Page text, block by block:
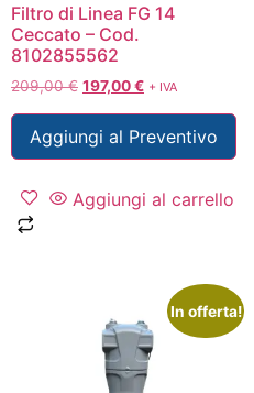
Filtro di Linea FG 14
Ceccato – Cod.
8102855562
209,00€ 197,00€ + IVA
Aggiungi al Preventivo
Aggiungi al carrello
In offerta!